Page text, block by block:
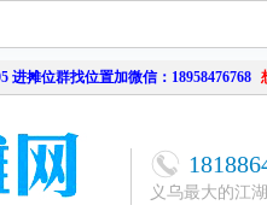
进摊位群找位置加微信：18958476768
义乌最大的江